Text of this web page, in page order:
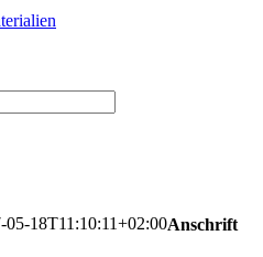
05-18T11:10:11+02:00Anschrift